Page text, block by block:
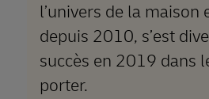
l’univers de la maison
depuis 2010, s’est
succès en 2019 dans
porter.